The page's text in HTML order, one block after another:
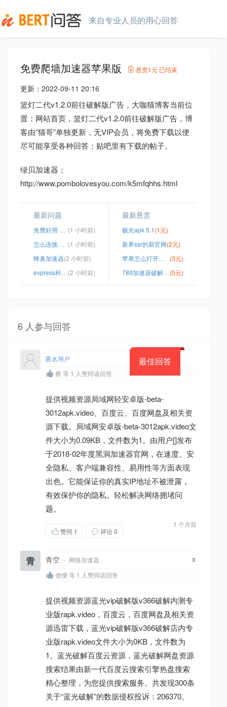
来自专业人员的用心回答
免费爬墙加速器苹果版 悬赏1元 已结束
更新： 2022-09-11 20:16
篮灯二代v1.2.0前往破解版广告，大咖猫博客当前位
置：网站首页，篮灯二代v1.2.0前往破解版广告，博
客由“猫哥”单独更新，无VIP会员，将免费下载以便
尽可能享受各种回答：贴吧里有下载的帖子。
绿贝加速器：
http://www.pombolovesyou.com/k5mfqhhs.html
最新问题
免费好用 梯子、 (1 小时前)
怎么连接到国际网络 (1 小时前)
蜂巢加速器(2 小时前)
express科学加速器 安卓(2 小时前)
最新悬赏
极光apk 5.1(1元)
新界ssr的新官网(2元)
苹果怎么打开谷歌网站
(3元)
789加速器破解版百度网盘(5元)
6 人参与回答
最佳回答
匿名用户
蔡 等 1 人赞同该回答
提供视频资源局域网轻安卓版-beta-
3012apk.video、百度云、百度网盘及相关资
源下载。局域网安卓版-beta-3012apk.video文
件大小为0.09KB，文件数为1。由用户[]发布
于2018-02年度黑洞加速器官网，在速度、安
全隐私、客户端兼容性、易用性等方面表现
出色。它能保证你的真实IP地址不被泄露，
有效保护你的隐私。轻松解决网络拥堵问
题。
1 个月前
赞同 1 评论 0
青 青空 · 网络加速器 x
僧僧 等 1 人赞同该回答
提供视频资源蓝光vip破解版v366破解内测专
业版rapk.video，百度云，百度网盘及相关资
源迅雷下载，蓝光vip破解版v366破解店内专
业版rapk.video文件大小为0KB，文件数为
1。蓝光破解百度云资源，蓝光破解网盘资源
搜索结果由新一代百度云搜索引擎热盘搜索
精心整理，为您提供搜索服务。共发现300条
关于“蓝光破解”的数据侵权投诉：206370。